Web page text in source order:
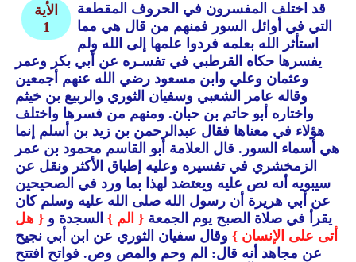
الأية
1
قد اختلف المفسرون في الحروف المقطعة
التي في أوائل السور فمنهم من قال هي مما
استأثر الله بعلمه فردوا علمها إلى الله ولم
يفسرها حكاه القرطبي في تفسـره عن أبي بكر وعمر
وعثمان وعلي وابن مسعود رضي الله عنهم أجمعين
وقاله عامر الشعبي وسفيان الثوري والربيع بن خيثم
واختاره أبو حاتم بن حبان.ومنهم من فسرها واختلف
هؤلاء في معناها فقال عبدالرحمن بن زيد بن أسلم إنما
هي أسماء السور.قال العلامة أبو القاسم محمود بن عمر
الزمخشري في تفسيره وعليه إطباق الأكثر ونقل عن
سيبويه أنه نص عليه ويعتضد لهذا بما ورد في الصحيحين
عن أبي هريرة أن رسول الله صلى الله عليه وسلم كان
يقرأ في صلاة الصبح يوم الجمعة { الم }السجدة و { هل
أتى على الإنسان }وقال سفيان الثوري عن ابن أبي نجيح
عن مجاهد أنه قال: الم وحم والمص وص.فواتح افتتح